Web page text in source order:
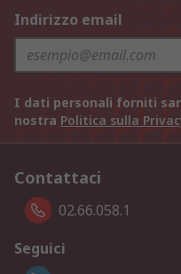
Indirizzo email
I dati personali forniti
nostra Politica sulla
Contattaci
02.66.058.1
Seguici